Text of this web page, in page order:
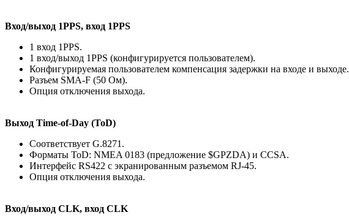
Вход/выход 1PPS, вход 1PPS
1 вход 1PPS.
1 вход/выход 1PPS (конфигурируется пользователем).
Конфигурируемая пользователем компенсация задержки на входе и выходе.
Разъем SMA-F (50 Ом).
Опция отключения выхода.
Выход Time-of-Day (ToD)
Соответствует G.8271.
Форматы ToD: NMEA 0183 (предложение $GPZDA) и CCSA.
Интерфейс RS422 с экранированным разъемом RJ-45.
Опция отключения выхода.
Вход/выход CLK, вход CLK